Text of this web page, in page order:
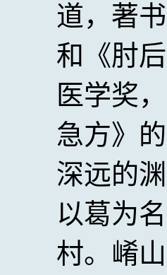
道，著
和《肘
医学奖
急方》
深远的
以葛为
村。崤